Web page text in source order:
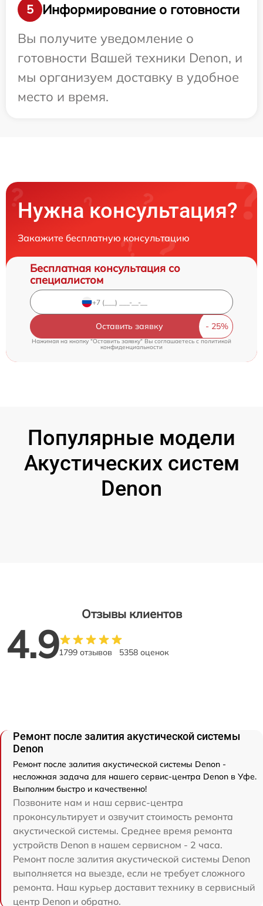
5
Информирование о готовности
Вы получите уведомление о
готовности Вашей техники Denon, и
мы организуем доставку в удобное
место и время.
Нужна консультация?
Закажите бесплатную консультацию
Бесплатная консультация со
специалистом
Оставить заявку
Нажимая на кнопку "Оставить заявку" Вы соглашаетесь c политикой
конфиденциальности
Популярные модели
Акустических систем
Denon
Отзывы клиентов
4.91799 отзывов 5358 оценок
Ремонт после залития акустической системы
Denon
Ремонт после залития акустической системы Denon -
несложная задача для нашего сервис-центра Denon в Уфе.
Выполним быстро и качественно!
Позвоните нам и наш сервис-центра
проконсультирует и озвучит стоимость ремонта
акустической системы. Среднее время ремонта
устройств Denon в нашем сервисном - 2 часа.
Ремонт после залития акустической системы Denon
выполняется на выезде, если не требует сложного
ремонта. Наш курьер доставит технику в сервисный
центр Denon и обратно.